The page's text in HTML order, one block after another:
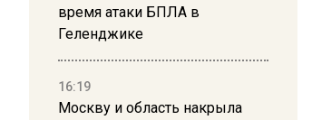
время атаки БПЛА в
Геленджике
16:19
Москву и область накрыла